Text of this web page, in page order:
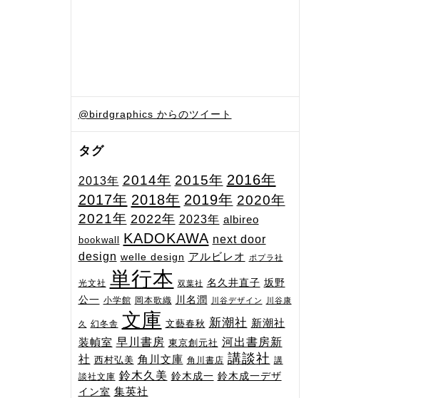
@birdgraphics からのツイート
タグ
2013年 2014年 2015年 2016年
2017年 2018年 2019年 2020年
2021年 2022年 2023年 albireo
bookwall KADOKAWA next door
design welle design アルビレオ ポプラ社
光文社 単行本 双葉社 名久井直子 坂野
公一 小学館 岡本歌織 川名潤 川谷デザイン 川谷康
久 幻冬舎 文庫 文藝春秋 新潮社 新潮社
装幀室 早川書房 東京創元社 河出書房新
社 西村弘美 角川文庫 角川書店 講談社 講
談社文庫 鈴木久美 鈴木成一 鈴木成一デザ
イン室 集英社